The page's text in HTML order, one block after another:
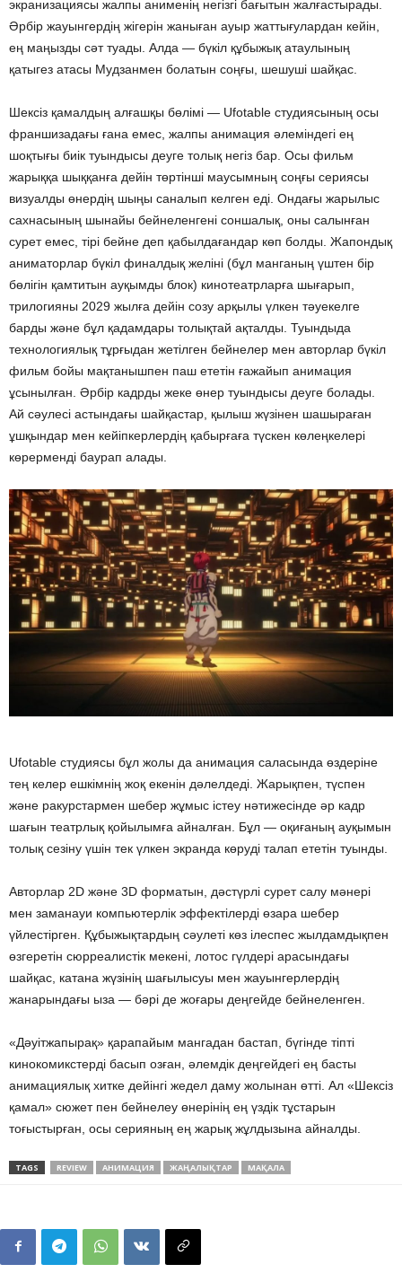
экранизациясы жалпы анименің негізгі бағытын жалғастырады.
Әрбір жауынгердің жігерін жаныған ауыр жаттығулардан кейін,
ең маңызды сәт туады. Алда — бүкіл құбыжық атаулының
қатыгез атасы Мудзанмен болатын соңғы, шешуші шайқас.
Шексіз қамалдың алғашқы бөлімі — Ufotable студиясының осы
франшизадағы ғана емес, жалпы анимация әлеміндегі ең
шоқтығы биік туындысы деуге толық негіз бар. Осы фильм
жарыққа шыққанға дейін төртінші маусымның соңғы сериясы
визуалды өнердің шыңы саналып келген еді. Ондағы жарылыс
сахнасының шынайы бейнеленгені соншалық, оны салынған
сурет емес, тірі бейне деп қабылдағандар көп болды. Жапондық
аниматорлар бүкіл финалдық желіні (бұл манганың үштен бір
бөлігін қамтитын ауқымды блок) кинотеатрларға шығарып,
трилогияны 2029 жылға дейін созу арқылы үлкен тәуекелге
барды және бұл қадамдары толықтай ақталды. Туындыда
технологиялық тұрғыдан жетілген бейнелер мен авторлар бүкіл
фильм бойы мақтанышпен паш ететін ғажайып анимация
ұсынылған. Әрбір кадрды жеке өнер туындысы деуге болады.
Ай сәулесі астындағы шайқастар, қылыш жүзінен шашыраған
ұшқындар мен кейіпкерлердің қабырғаға түскен көлеңкелері
көрерменді баурап алады.
Ufotable студиясы бұл жолы да анимация саласында өздеріне
тең келер ешкімнің жоқ екенін дәлелдеді. Жарықпен, түспен
және ракурстармен шебер жұмыс істеу нәтижесінде әр кадр
шағын театрлық қойылымға айналған. Бұл — оқиғаның ауқымын
толық сезіну үшін тек үлкен экранда көруді талап ететін туынды.
Авторлар 2D және 3D форматын, дәстүрлі сурет салу мәнері
мен заманауи компьютерлік эффектілерді өзара шебер
үйлестірген. Құбыжықтардың сәулеті көз ілеспес жылдамдықпен
өзгеретін сюрреалистік мекені, лотос гүлдері арасындағы
шайқас, катана жүзінің шағылысуы мен жауынгерлердің
жанарындағы ыза — бәрі де жоғары деңгейде бейнеленген.
«Дәуітжапырақ» қарапайым мангадан бастап, бүгінде тіпті
кинокомикстерді басып озған, әлемдік деңгейдегі ең басты
анимациялық хитке дейінгі жедел даму жолынан өтті. Ал «Шексіз
қамал» сюжет пен бейнелеу өнерінің ең үздік тұстарын
тоғыстырған, осы серияның ең жарық жұлдызына айналды.
TAGS REVIEW АНИМАЦИЯ ЖАҢАЛЫҚТАР МАҚАЛА